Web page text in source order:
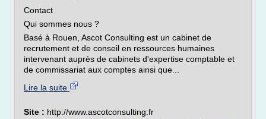
Contact
Qui sommes nous ?
Basé à Rouen, Ascot Consulting est un cabinet de
recrutement et de conseil en ressources humaines
intervenant auprès de cabinets d'expertise comptable et
de commissariat aux comptes ainsi que...
Lire la suite
Site : http://www.ascotconsulting.fr